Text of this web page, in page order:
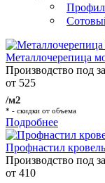
Металлочерепица
Производство под
от 525
/м2
* - скидки от объема
Подробнее
Профнастил
Производство под
от 410